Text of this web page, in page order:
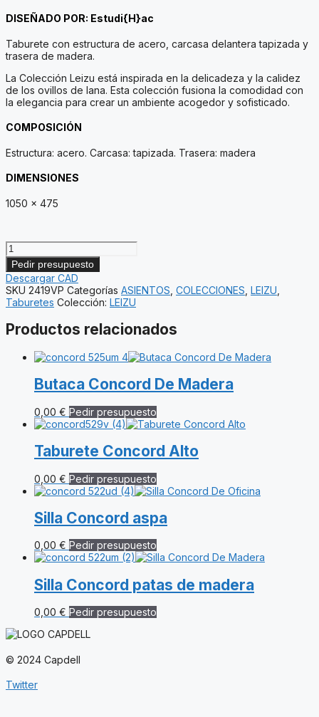
DISEÑADO POR: Estudi{H}ac
Taburete con estructura de acero, carcasa delantera tapizada y
trasera de madera.
La Colección Leizu está inspirada en la delicadeza y la calidez
de los ovillos de lana. Esta colección fusiona la comodidad con
la elegancia para crear un ambiente acogedor y sofisticado.
COMPOSICIÓN
Estructura: acero. Carcasa: tapizada. Trasera: madera
DIMENSIONES
1050 x 475
Taburete
Leizu
acero
cantidad
Pedir presupuesto
Descargar CAD
SKU 2419VP Categorías ASIENTOS COLECCIONES LEIZU
Taburetes Colección: LEIZU
Productos relacionados
Butaca Concord De Madera
0,00 € Pedir presupuesto
Taburete Concord Alto
0,00 € Pedir presupuesto
Silla Concord aspa
0,00 € Pedir presupuesto
Silla Concord patas de madera
0,00 € Pedir presupuesto
© 2024 Capdell
Twitter